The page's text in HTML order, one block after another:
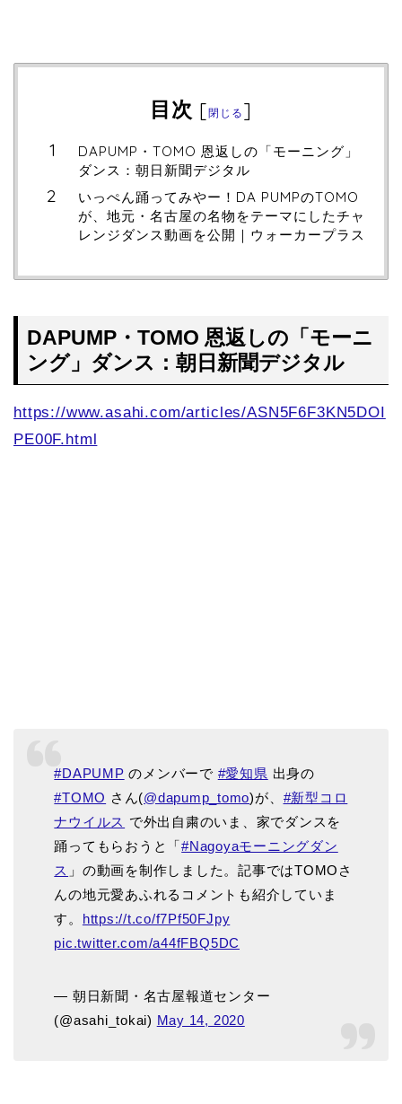
目次 [閉じる ]
DAPUMP・TOMO 恩返しの「モーニング」
ダンス：朝日新聞デジタル
いっぺん踊ってみやー！DA PUMPのTOMO
が、地元・名古屋の名物をテーマにしたチャ
レンジダンス動画を公開｜ウォーカープラス
DAPUMP・TOMO 恩返しの「モーニ
ング」ダンス：朝日新聞デジタル
https://www.asahi.com/articles/ASN5F6F3KN5DOI
PE00F.html
#DAPUMP のメンバーで #愛知県 出身の
#TOMO さん(@dapump_tomo)が、 #新型コロ
ナウイルス で外出自粛のいま、家でダンスを
踊ってもらおうと「#Nagoyaモーニングダン
ス 」の動画を制作しました。記事ではTOMOさ
んの地元愛あふれるコメントも紹介していま
す。 https://t.co/f7Pf50FJpy
pic.twitter.com/a44fFBQ5DC
— 朝日新聞・名古屋報道センター
(@asahi_tokai) May 14, 2020